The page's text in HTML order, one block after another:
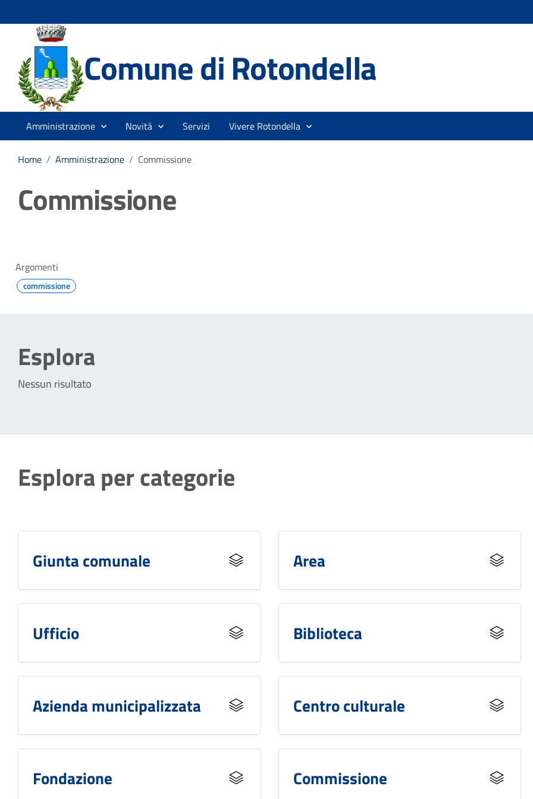
Comune di Rotondella
Amministrazione Novità Servizi Vivere Rotondella
Home / Amministrazione / Commissione
Commissione
Argomenti
commissione
Esplora
Nessun risultato
Esplora per categorie
Giunta comunale Area
Ufficio Biblioteca
Azienda municipalizzata Centro culturale
Fondazione Commissione